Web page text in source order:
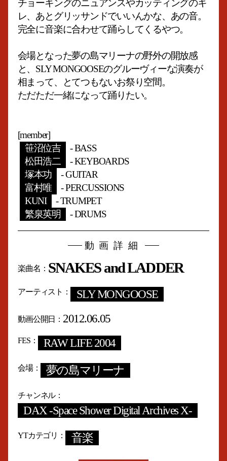
チョーキングのニュアンスやカッティングのキ
レ、あとグリッサンドでいいんかな、あの音。
完全に音楽に合わせて踊らしてくるやつ。
会場となった夢の島マリーナの野外の開放感
と、SLY MONGOOSEのグルーヴィーな演奏が
相まって、とてつもないお祭り空間。
ただただ一緒になって踊りたい。
[member]
笹沼位吉
- BASS
松田浩二
- KEYBOARDS
塚本功
- GUITAR
富村唯
- PERCUSSIONS
KUNI
- TRUMPET
繁泉英明
- DRUMS
動画詳細
楽曲名 SNAKES and LADDER
アーティスト SLY MONGOOSE
動画公開日 2012.06.05
FES RAW LIFE 2004
会場 夢の島マリーナ
チャンネル
DAX -Space Shower Digital Archives X-
YTカテゴリ 音楽